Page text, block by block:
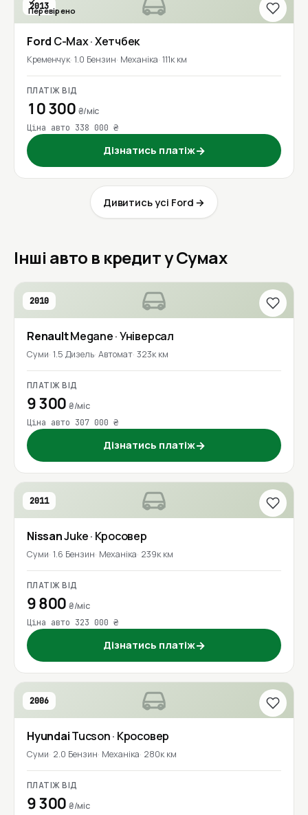
2013
Перевірено
Ford C-Max· Хетчбек
Кременчук 1.0 Бензин Механіка 111к км
ПЛАТІЖ ВІД
10 300 ₴/міс
Ціна авто 338 000 ₴
Дізнатись платіж→
Дивитись усі Ford →
Інші авто в кредит у Сумах
2010
RenaultMegane· Універсал
Суми 1.5 Дизель Автомат 323к км
ПЛАТІЖ ВІД
9 300₴/міс
Ціна авто 307 000 ₴
Дізнатись платіж→
2011
NissanJuke· Кросовер
Суми 1.6 Бензин Механіка 239к км
ПЛАТІЖ ВІД
9 800₴/міс
Ціна авто 323 000 ₴
Дізнатись платіж→
2006
HyundaiTucson· Кросовер
Суми 2.0 Бензин Механіка 280к км
ПЛАТІЖ ВІД
9 300₴/міс